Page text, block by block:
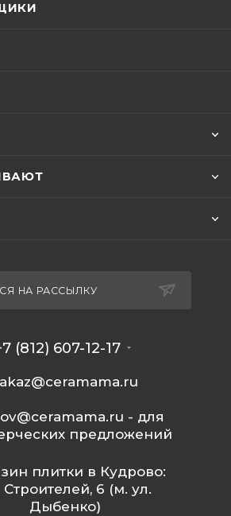
НА РАССЫЛКУ
(812) 607-12-17
- для
предложений
плитки в Кудрово:
Строителей, 6 (м. ул.
Дыбенко)